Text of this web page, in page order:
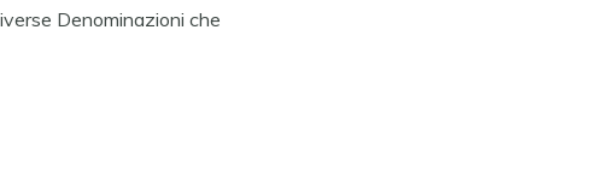
Denominazioni che